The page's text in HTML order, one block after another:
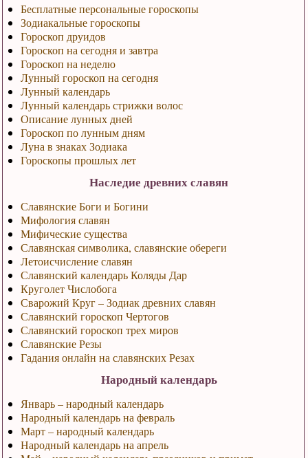
Бесплатные персональные гороскопы
Зодиакальные гороскопы
Гороскоп друидов
Гороскоп на сегодня и завтра
Гороскоп на неделю
Лунный гороскоп на сегодня
Лунный календарь
Лунный календарь стрижки волос
Описание лунных дней
Гороскоп по лунным дням
Луна в знаках Зодиака
Гороскопы прошлых лет
Наследие древних славян
Славянские Боги и Богини
Мифология славян
Мифические существа
Славянская символика, славянские обереги
Летоисчисление славян
Славянский календарь Коляды Дар
Круголет Числобога
Сварожий Круг – Зодиак древних славян
Славянский гороскоп Чертогов
Славянский гороскоп трех миров
Славянские Резы
Гадания онлайн на славянских Резах
Народный календарь
Январь – народный календарь
Народный календарь на февраль
Март – народный календарь
Народный календарь на апрель